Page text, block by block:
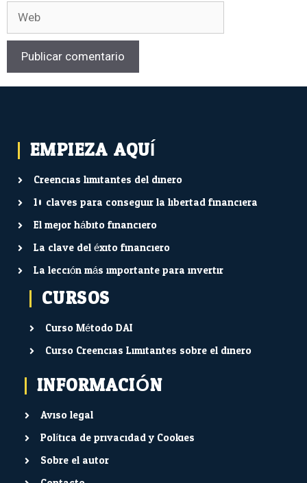
EMPIEZA AQUÍ...
Creencias limitantes del dinero
10 claves para conseguir la libertad financiera
El mejor hábito financiero
La clave del éxito financiero
La lección más importante para invertir
CURSOS
Curso Método DAI
Curso Creencias Limitantes sobre el dinero
INFORMACIÓN
Aviso legal
Política de privacidad y Cookies
Sobre el autor